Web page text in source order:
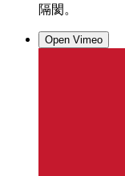
隔閡。
Open Vimeo